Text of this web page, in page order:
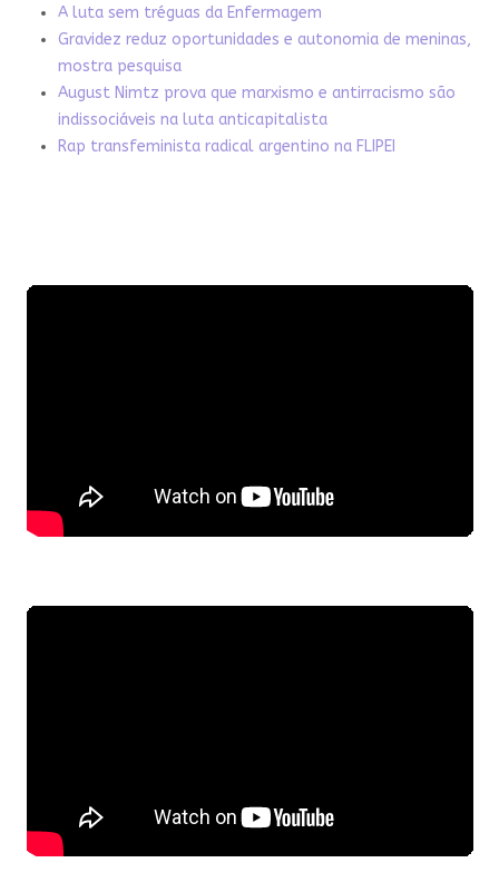
A luta sem tréguas da Enfermagem
Gravidez reduz oportunidades e autonomia de meninas,
mostra pesquisa
August Nimtz prova que marxismo e antirracismo são
indissociáveis na luta anticapitalista
Rap transfeminista radical argentino na FLIPEI